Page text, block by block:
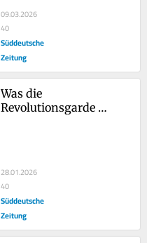
09.03.2026
40
Süddeutsche
Zeitung
Was die
Revolutionsgarde
28.01.2026
40
Süddeutsche
Zeitung